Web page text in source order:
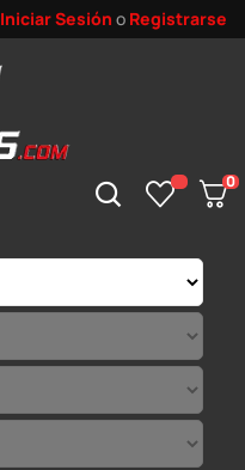
Iniciar Sesión o Registrarse
0